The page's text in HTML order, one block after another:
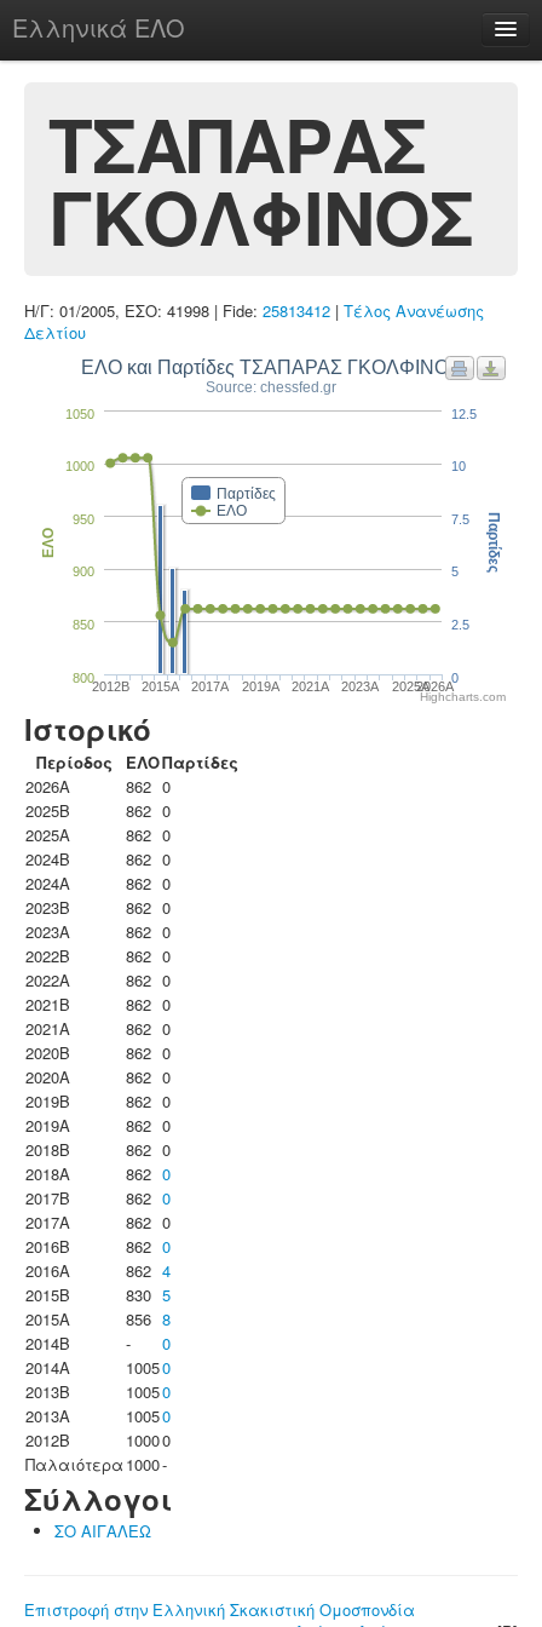
Ελληνικά ΕΛΟ
chesstu.be @ discord
Login
ΤΣΑΠΑΡΑΣ
ΓΚΟΛΦΙΝΟΣ
Η/Γ: 01/2005, ΕΣΟ: 41998 | Fide: 25813412 | Τέλος Ανανέωσης
Δελτίου
ΕΛΟ και Παρτίδες ΤΣΑΠΑΡΑΣ ΓΚΟΛΦΙΝΟΣ
Source: chessfed.gr
Παρτίδες
ΕΛΟ
2012B 2015A 2017A 2019A 2021A 2023Α 2025A2026A
800
850
900
950
1000
1050
ΕΛΟ
0
10
2.5
5
7.5
12.5
Παρτίδες
Highcharts.com
Ιστορικό
Περίοδος ΕΛΟΠαρτίδες
2026A
862 0
2025B
862 0
2025A
862 0
2024B
862 0
2024A
862 0
2023B
862 0
2023Α
862 0
2022B
862 0
2022A
862 0
2021B
862 0
2021A
862 0
2020B
862 0
2020A
862 0
2019B
862 0
2019A
862 0
2018B
862 0
2018A
862 0
2017B
862 0
2017A
862 0
2016B
862 0
2016A
862 4
2015B
830 5
2015A
856 8
2014B
-
0
2014A
10050
2013B
10050
2013A
10050
2012B
10000
Παλαιότερα 1000-
Σύλλογοι
ΣΟ ΑΙΓΑΛΕΩ
Επιστροφή στην Ελληνική Σκακιστική Ομοσπονδία